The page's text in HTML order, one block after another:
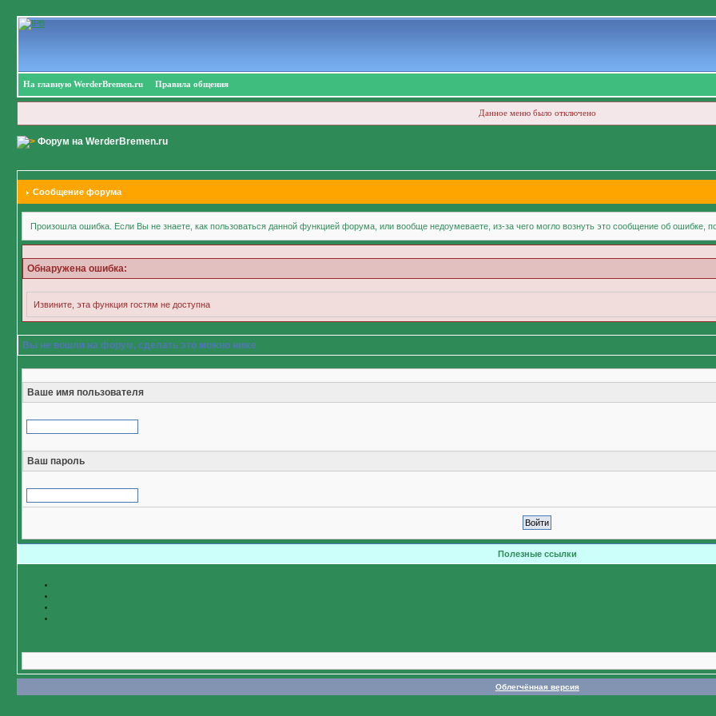
На главную WerderBremen.ru Правила общения
Данное меню было отключено
Форум на WerderBremen.ru
Сообщение форума
Произошла ошибка. Если Вы не знаете, как пользоваться данной функцией форума, или вообще недоумеваете, из-за чего могло вознуть это сообщение об ошибке,
Обнаружена ошибка:
Извините, эта функция гостям не доступна
Вы не вошли на форум, сделать это можно ниже
Ваше имя пользователя
Ваш пароль
Полезные ссылки
Облегчённая версия